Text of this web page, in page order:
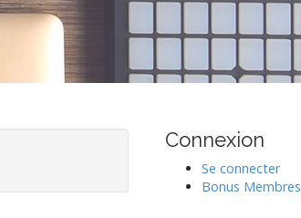
Connexion
Se connecter
Bonus Membres